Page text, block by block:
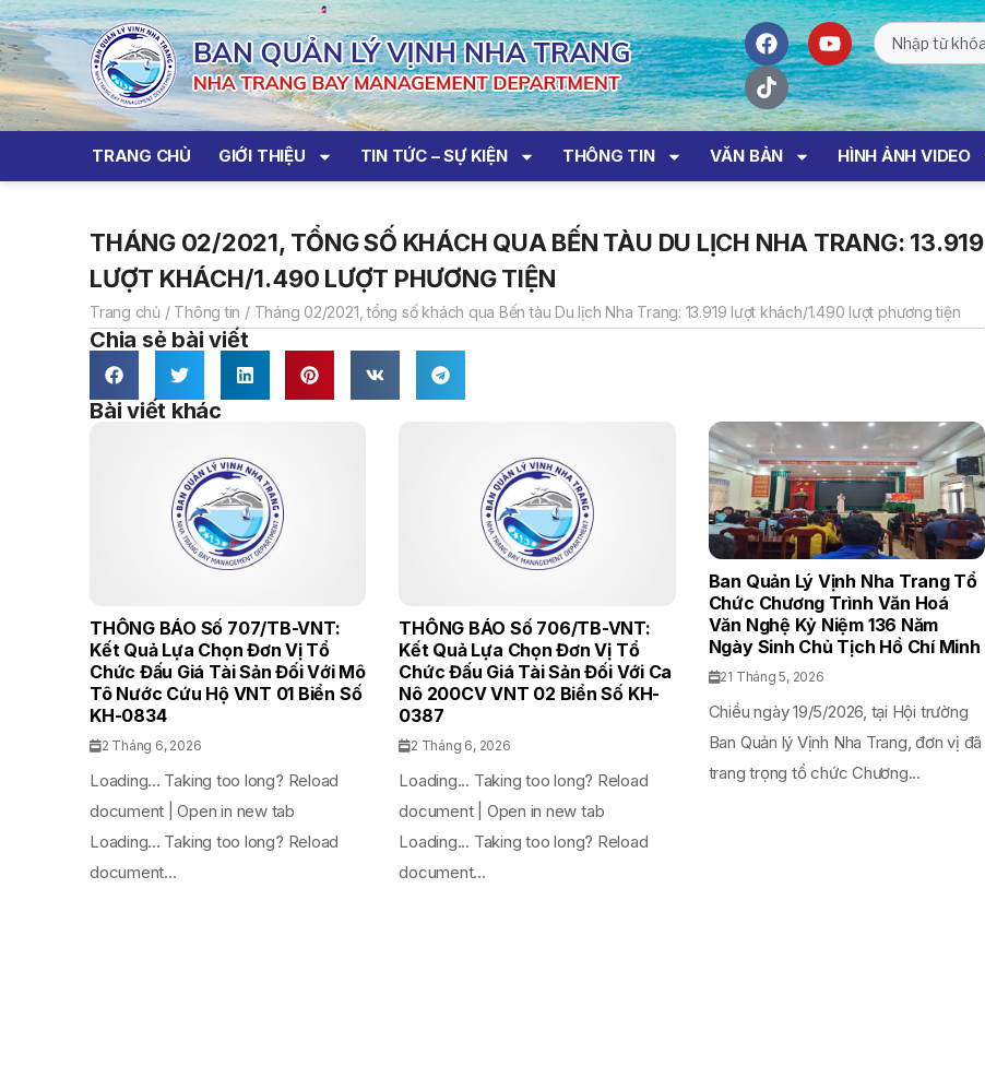
TRANG CHỦ GIỚI THIỆU TIN TỨC – SỰ KIỆN THÔNG TIN VĂN BẢN HÌNH ẢNH VIDEO
THÁNG 02/2021, TỔNG SỐ KHÁCH QUA BẾN TÀU DU LỊCH NHA TRANG: 13.919
LƯỢT KHÁCH/1.490 LƯỢT PHƯƠNG TIỆN
Trang chủ / Thông tin / Tháng 02/2021, tổng số khách qua Bến tàu Du lịch Nha Trang: 13.919 lượt khách/1.490 lượt phương tiện
Chia sẻ bài viết
Bài viết khác
THÔNG BÁO Số 707/TB-VNT:
Kết Quả Lựa Chọn Đơn Vị Tổ
Chức Đấu Giá Tài Sản Đối Với Mô
Tô Nước Cứu Hộ VNT 01 Biển Số
KH-0834
2 Tháng 6, 2026
Loading... Taking too long? Reload
document | Open in new tab
Loading... Taking too long? Reload
document...
THÔNG BÁO Số 706/TB-VNT:
Kết Quả Lựa Chọn Đơn Vị Tổ
Chức Đấu Giá Tài Sản Đối Với Ca
Nô 200CV VNT 02 Biển Số KH-
0387
2 Tháng 6, 2026
Loading... Taking too long? Reload
document | Open in new tab
Loading... Taking too long? Reload
document...
Ban Quản Lý Vịnh Nha Trang Tổ
Chức Chương Trình Văn Hoá
Văn Nghệ Kỷ Niệm 136 Năm
Ngày Sinh Chủ Tịch Hồ Chí Minh
21 Tháng 5, 2026
Chiều ngày 19/5/2026, tại Hội trường
Ban Quản lý Vịnh Nha Trang, đơn vị đã
trang trọng tổ chức Chương...